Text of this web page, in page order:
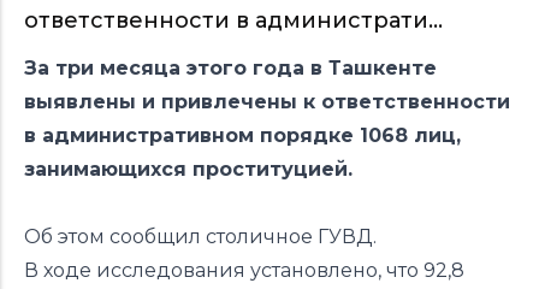
ответственности в администрати...
За три месяца этого года в Ташкенте
выявлены и привлечены к ответственности
в административном порядке 1068 лиц,
занимающихся проституцией.
Об этом сообщил столичное ГУВД.
В ходе исследования установлено, что 92,8